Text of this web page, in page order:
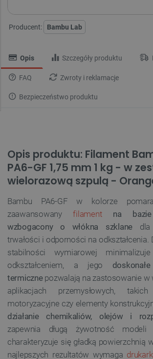
Producent: Bambu Lab
Opis Szczegóły produktu
FAQ Zwroty i reklamacje
Bezpieczeństwo produktu
Opis produktu: Filament
PA6-GF 1,75 mm 1 kg - w
wielorazową szpulą -
Bambu PA6-GF w kolorze
zaawansowanyfilament
na
wzbogacony o włókna szklane dla
trwałości i odporności na odkształcenia.
stabilności wymiarowej
odkształceniem, a jego
termicznepozwalają na zastosowanie w
aplikacjach przemysłowych,
motoryzacyjne czy elementy
działanie chemikaliów, olejów i
zapewnia długą żywotność modeli
charakteryzuje się gładką powierzchnią
najlepszych rezultatów wymaga